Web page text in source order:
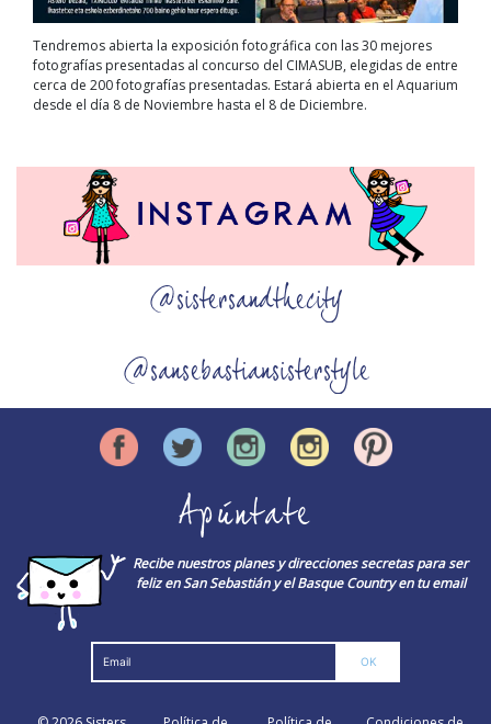
Tendremos abierta la exposición fotográfica con las 30 mejores
fotografías presentadas al concurso del CIMASUB, elegidas de entre
cerca de 200 fotografías presentadas. Estará abierta en el Aquarium
desde el día 8 de Noviembre hasta el 8 de Diciembre.
@sistersandthecity
@sansebastiansisterstyle
Apúntate
Recibe nuestros planes y direcciones secretas para ser
feliz en San Sebastián y el Basque Country en tu email